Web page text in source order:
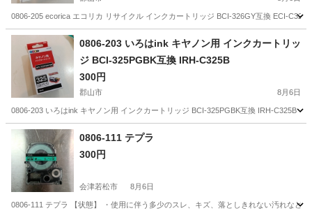
0806-205 ecorica エコリカ リサイクル インクカートリッジ BCI-326GY互換 ECI-
福島 郡山市 インクカートリッジ
0806-203 いろはink キヤノン用 インクカートリッ
ジ BCI-325PGBK互換 IRH-C325B
300円
郡山市 8月6日
0806-203 いろはink キヤノン用 インクカートリッジ BCI-325PGBK互換 IRH-C325B
福島 郡山市 インクカートリッジ
0806-111 テプラ
300円
会津若松市 8月6日
0806-111 テプラ 【状態】 ・使用に伴う多少のスレ、キズ、落としきれない汚れな